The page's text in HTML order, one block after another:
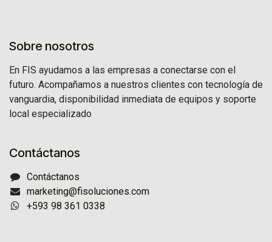
Sobre nosotros
En FIS ayudamos a las empresas a conectarse con el
futuro. Acompañamos a nuestros clientes con tecnología de
vanguardia, disponibilidad inmediata de equipos y soporte
local especializado
Contáctanos
Contáctanos
marketing@fisoluciones.com
+593 98 361 0338